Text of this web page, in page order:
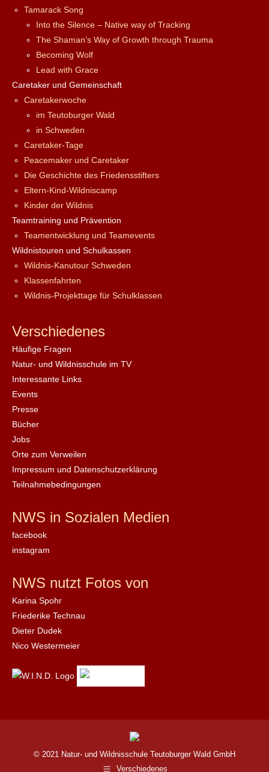
Tamarack Song
Into the Silence – Native way of Tracking
The Shaman’s Way of Growth through Trauma
Becoming Wolf
Lead with Grace
Caretaker und Gemeinschaft
Caretakerwoche
im Teutoburger Wald
in Schweden
Caretaker-Tage
Peacemaker und Caretaker
Die Geschichte des Friedensstifters
Eltern-Kind-Wildniscamp
Kinder der Wildnis
Teamtraining und Prävention
Teamentwicklung und Teamevents
Wildnistouren und Schulkassen
Wildnis-Kanutour Schweden
Klassenfahrten
Wildnis-Projekttage für Schulklassen
Verschiedenes
Häufige Fragen
Natur- und Wildnisschule im TV
Interessante Links
Events
Presse
Bücher
Jobs
Orte zum Verweilen
Impressum und Datenschutzerklärung
Teilnahmebedingungen
NWS in Sozialen Medien
facebook
instagram
NWS nutzt Fotos von
Karina Spohr
Friederike Technau
Dieter Dudek
Nico Westermeier
© 2021 Natur- und Wildnisschule Teutoburger Wald GmbH
Verschiedenes